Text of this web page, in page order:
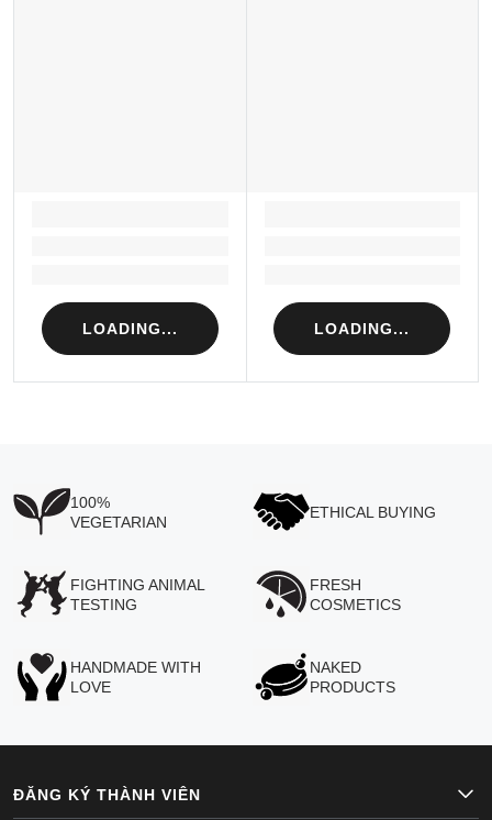
LOADING... LOADING...
100%
VEGETARIAN
ETHICAL BUYING
FIGHTING ANIMAL
TESTING
FRESH
COSMETICS
HANDMADE WITH
LOVE
NAKED
PRODUCTS
ĐĂNG KÝ THÀNH VIÊN